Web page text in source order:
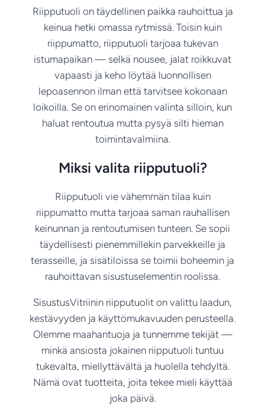
Riipputuoli on täydellinen paikka rauhoittua ja
keinua hetki omassa rytmissä. Toisin kuin
riippumatto, riipputuoli tarjoaa tukevan
istumapaikan — selkä nousee, jalat roikkuvat
vapaasti ja keho löytää luonnollisen
lepoasennon ilman että tarvitsee kokonaan
loikoilla. Se on erinomainen valinta silloin, kun
haluat rentoutua mutta pysyä silti hieman
toimintavalmiina.
Miksi valita riipputuoli?
Riipputuoli vie vähemmän tilaa kuin
riippumatto mutta tarjoaa saman rauhallisen
keinunnan ja rentoutumisen tunteen. Se sopii
täydellisesti pienemmillekin parvekkeille ja
terasseille, ja sisätiloissa se toimii boheemin ja
rauhoittavan sisustuselementin roolissa.
SisustusVitriinin riipputuolit on valittu laadun,
kestävyyden ja käyttömukavuuden perusteella.
Olemme maahantuoja ja tunnemme tekijät —
minkä ansiosta jokainen riipputuoli tuntuu
tukevalta, miellyttävältä ja huolella tehdyltä.
Nämä ovat tuotteita, joita tekee mieli käyttää
joka päivä.